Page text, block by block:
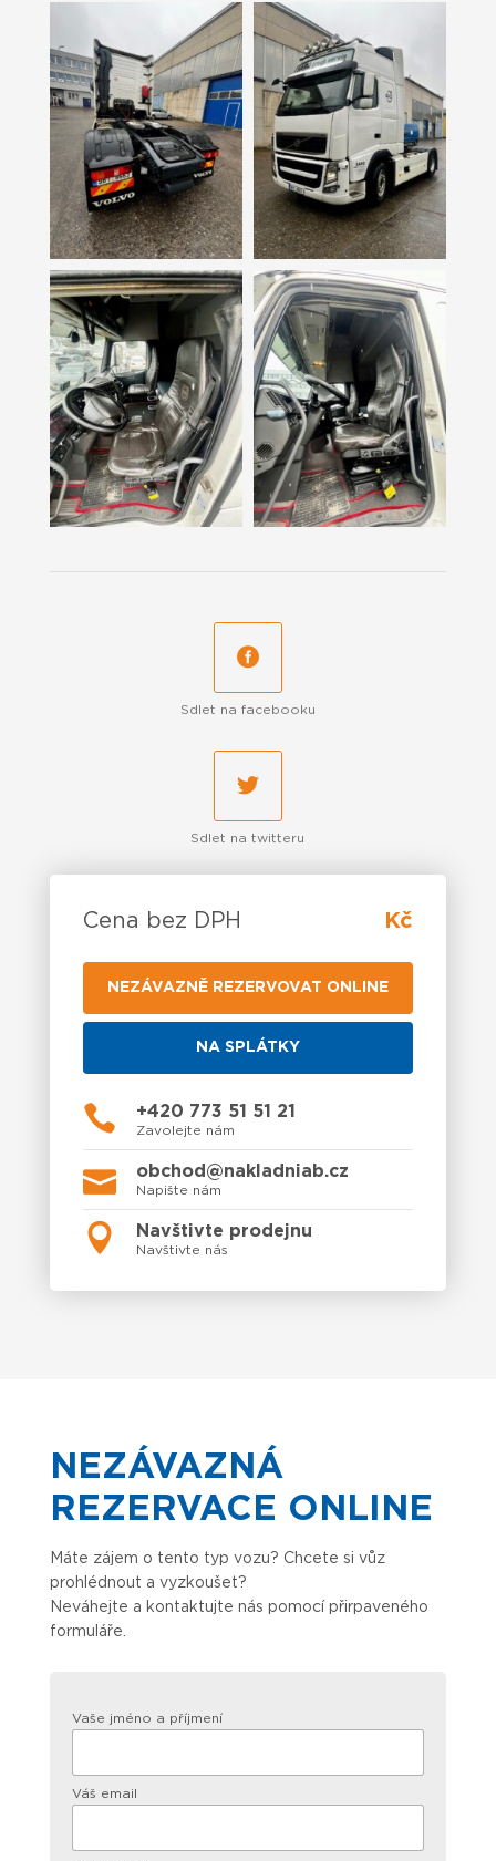
Sdlet na facebooku
Sdlet na twitteru
Cena bez DPH Kč
NEZÁVAZNĚ REZERVOVAT ONLINE
NA SPLÁTKY
+420 773 51 51 21
Zavolejte nám
obchod@nakladniab.cz
Napište nám
Navštivte prodejnu
Navštivte nás
NEZÁVAZNÁ
REZERVACE ONLINE
Máte zájem o tento typ vozu? Chcete si vůz
prohlédnout a vyzkoušet?
Neváhejte a kontaktujte nás pomocí přirpaveného
formuláře.
Vaše jméno a příjmení
Váš email